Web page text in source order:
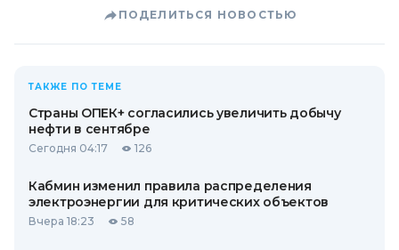
ПОДЕЛИТЬСЯ НОВОСТЬЮ
ТАКЖЕ ПО ТЕМЕ
Страны ОПЕК+ согласились увеличить добычу
нефти в сентябре
Сегодня 04:17 126
Кабмин изменил правила распределения
электроэнергии для критических объектов
Вчера 18:23 58